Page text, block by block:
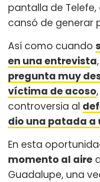
pantalla de
cansó de generar
Así como cuando
en una entrevista
pregunta muy
víctima de acoso
controversia al
dio una patada a
En esta
momento al aire
Guadalupe, una